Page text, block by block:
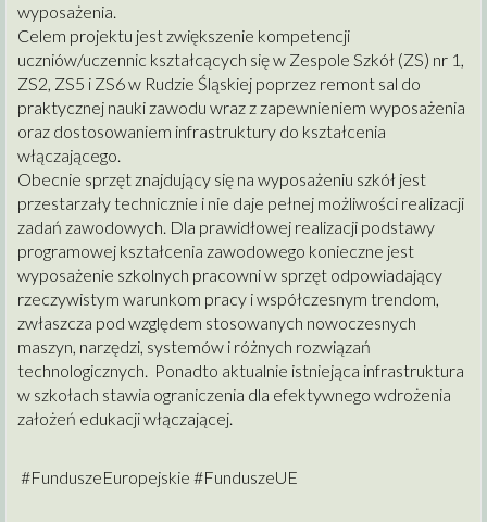
wyposażenia.
Celem projektu jest zwiększenie kompetencji
uczniów/uczennic kształcących się w Zespole Szkół (ZS) nr 1,
ZS2, ZS5 i ZS6 w Rudzie Śląskiej poprzez remont sal do
praktycznej nauki zawodu wraz z zapewnieniem wyposażenia
oraz dostosowaniem infrastruktury do kształcenia
włączającego.
Obecnie sprzęt znajdujący się na wyposażeniu szkół jest
przestarzały technicznie i nie daje pełnej możliwości realizacji
zadań zawodowych. Dla prawidłowej realizacji podstawy
programowej kształcenia zawodowego konieczne jest
wyposażenie szkolnych pracowni w sprzęt odpowiadający
rzeczywistym warunkom pracy i współczesnym trendom,
zwłaszcza pod względem stosowanych nowoczesnych
maszyn, narzędzi, systemów i różnych rozwiązań
technologicznych. Ponadto aktualnie istniejąca infrastruktura
w szkołach stawia ograniczenia dla efektywnego wdrożenia
założeń edukacji włączającej.
#FunduszeEuropejskie #FunduszeUE